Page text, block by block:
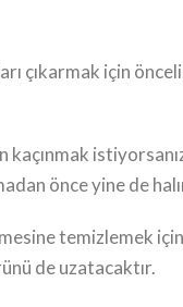
çıkarmak için
önce yine de
de uzatacaktır.